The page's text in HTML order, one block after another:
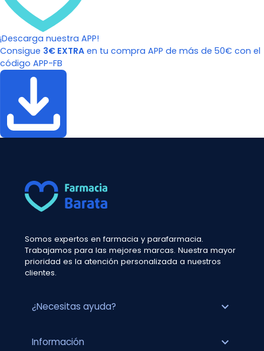
¡Descarga nuestra APP!
Consigue 3€ EXTRA en tu compra APP de más de 50€ con el
código APP-FB
Somos expertos en farmacia y parafarmacia.
Trabajamos para las mejores marcas. Nuestra mayor
prioridad es la atención personalizada a nuestros
clientes.
¿Necesitas ayuda? expand_more
Información expand_more